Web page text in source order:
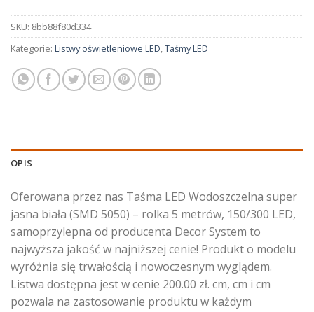
SKU: 8bb88f80d334
Kategorie: Listwy oświetleniowe LED,Taśmy LED
OPIS
Oferowana przez nas Taśma LED Wodoszczelna super
jasna biała (SMD 5050) – rolka 5 metrów, 150/300 LED,
samoprzylepna od producenta Decor System to
najwyższa jakość w najniższej cenie! Produkt o modelu
wyróżnia się trwałością i nowoczesnym wyglądem.
Listwa dostępna jest w cenie 200.00 zł. cm, cm i cm
pozwala na zastosowanie produktu w każdym